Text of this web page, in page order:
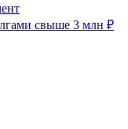
свыше 3 млн ₽